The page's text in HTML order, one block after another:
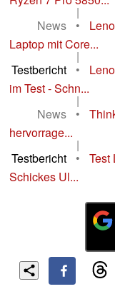
|
News
•
Laptop mit Core...
|
Testbericht
•
im Test - Schn...
|
News
•
hervorrage...
|
Testbericht
•
Test
Schickes Ul...